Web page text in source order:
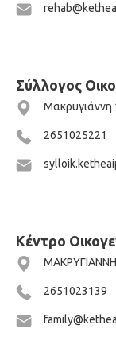
Σύλλογος
Μακρυγιάννη
2651025221
Κέντρο
ΜΑΚΡΥΓΙΑΝΝΗ
2651023139